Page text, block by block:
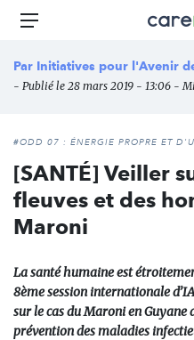
Aller
principal
média
des
Menu
Par Initiatives pour l'Avenir
- Publié le 28 mars 2019 - 13:06 -
#ODD 07 : ÉNERGIE PROPRE ET
[SANTÉ] Veiller
fleuves et des
Maroni
La santé humaine est
8ème session internationale
sur le cas du Maroni en Guyane
prévention des maladies